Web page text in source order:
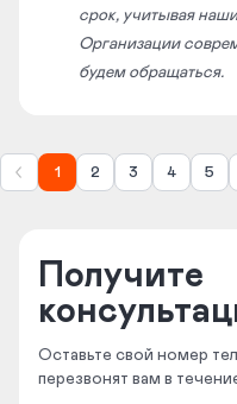
срок, учитывая
Организации
будем обращаться.
1 2 3 4 5
Получите
Оставьте свой номер
перезвонят вам в